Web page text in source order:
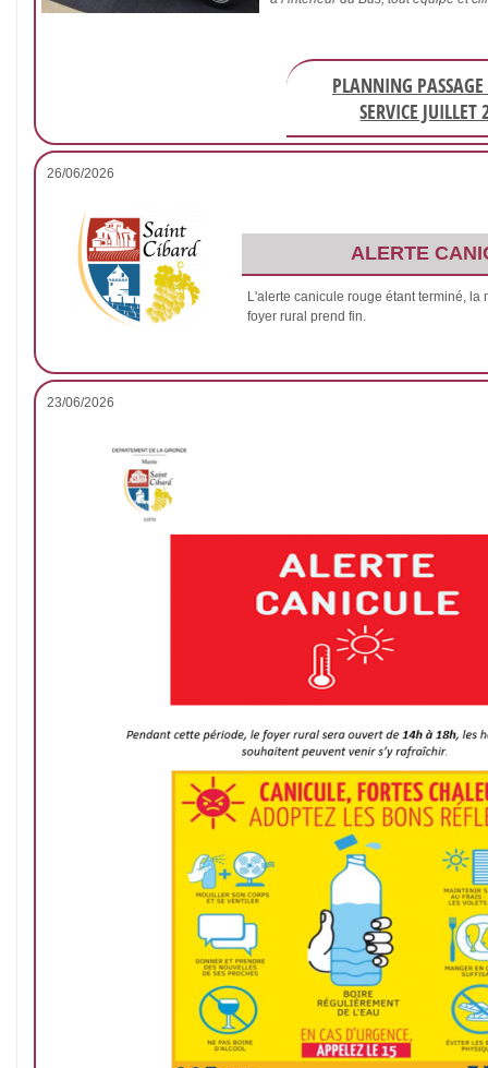
PLANNING PASSAGE
SERVICE
26/06/2026
ALERTE
L'alerte canicule rouge étant terminé, la
foyer rural prend fin.
23/06/2026